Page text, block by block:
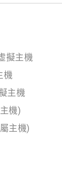
擬主機
機
主機
機)
主機)